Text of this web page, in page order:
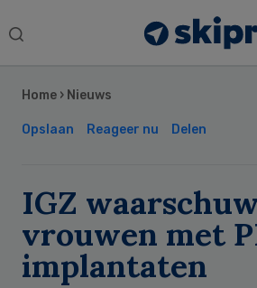
Search
Home › Nieuws
Opslaan Reageer nu Delen
IGZ
vrouwen met
implantaten
Sidebar